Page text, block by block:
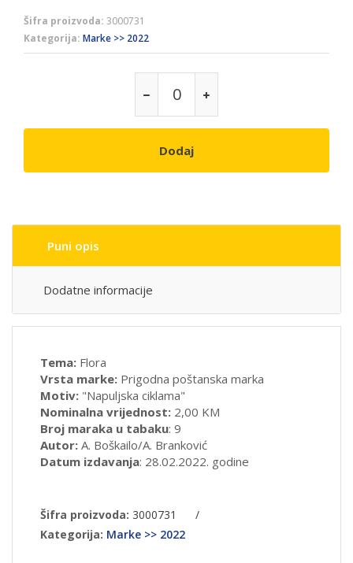
Šifra proizvoda: 3000731
Kategorija: Marke >> 2022
Dodaj
Puni opis
Dodatne informacije
Tema: Flora
Vrsta marke: Prigodna poštanska marka
Motiv: "Napuljska ciklama"
Nominalna vrijednost: 2,00 KM
Broj maraka u tabaku: 9
Autor: A. Boškailo/A. Branković
Datum izdavanja: 28.02.2022. godine
Šifra proizvoda: 3000731
/
Kategorija: Marke >> 2022